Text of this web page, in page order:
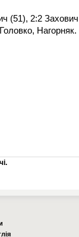
(51), 2:2
Нагорняк.